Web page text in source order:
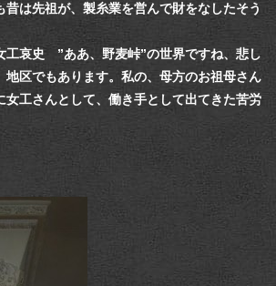
昔は先祖が、製糸業を営んで財をなしたそう
工哀史 ”ああ、野麦峠”の世界ですね、悲し
区でもあります。 私の、母方のお祖母さん
女工さんとして、働き手として出てきた苦労